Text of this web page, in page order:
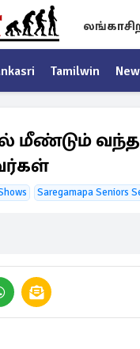
Tamilwin
மீண்டும்
Saregamapa Seniors